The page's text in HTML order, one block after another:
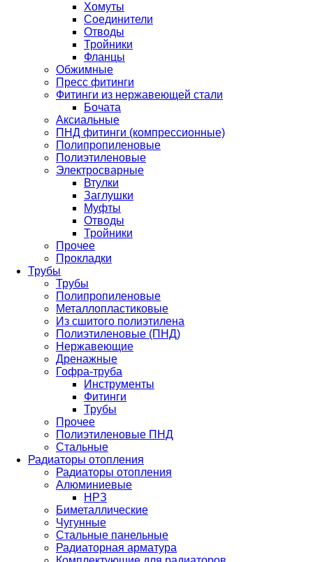
Хомуты
Соединители
Отводы
Тройники
Фланцы
Обжимные
Пресс фитинги
Фитинги из нержавеющей стали
Бочата
Аксиальные
ПНД фитинги (компрессионные)
Полипропиленовые
Полиэтиленовые
Электросварные
Втулки
Заглушки
Муфты
Отводы
Тройники
Прочее
Прокладки
Трубы
Трубы
Полипропиленовые
Металлопластиковые
Из сшитого полиэтилена
Полиэтиленовые (ПНД)
Нержавеющие
Дренажные
Гофра-труба
Инструменты
Фитинги
Трубы
Прочее
Полиэтиленовые ПНД
Стальные
Радиаторы отопления
Радиаторы отопления
Алюминиевые
НРЗ
Биметаллические
Чугунные
Стальные панельные
Радиаторная арматура